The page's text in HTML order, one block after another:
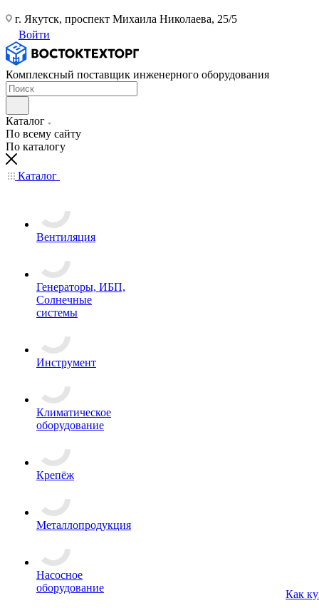
г. Якутск, проспект Михаила Николаева, 25/5
Войти
Комплексный поставщик инженерного оборудования
Каталог
По всему сайту
По каталогу
Каталог
Вентиляция
Генераторы, ИБП,
Солнечные
системы
Инструмент
Климатическое
оборудование
Крепёж
Металлопродукция
Насосное
оборудование
Как